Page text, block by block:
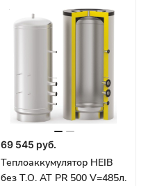
69 545 руб.
Теплоаккумулятор HEIB
без Т.О. AT PR 500 V=485л.